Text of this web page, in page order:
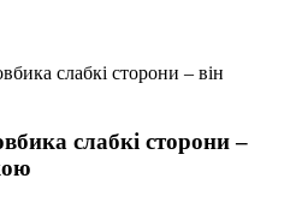
слабкі сторони – він
слабкі сторони –